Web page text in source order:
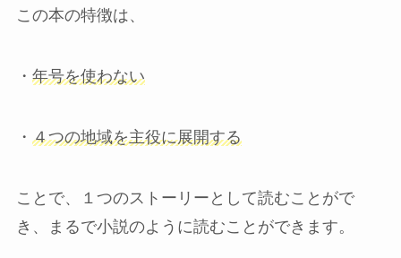
この本の特徴は、
・ 年号を使わない
・ ４つの地域を主役に展開する
ことで、１つのストーリーとして読むことがで
き、まるで小説のように読むことができます。